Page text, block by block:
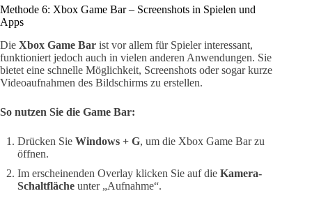
Methode 6: Xbox Game Bar – Screenshots in Spielen und
Apps
Die Xbox Game Bar ist vor allem für Spieler interessant,
funktioniert jedoch auch in vielen anderen Anwendungen. Sie
bietet eine schnelle Möglichkeit, Screenshots oder sogar kurze
Videoaufnahmen des Bildschirms zu erstellen.
So nutzen Sie die Game Bar:
Drücken Sie Windows + G, um die Xbox Game Bar zu
öffnen.
Im erscheinenden Overlay klicken Sie auf die Kamera-
Schaltfläche unter „Aufnahme“.